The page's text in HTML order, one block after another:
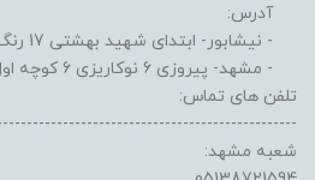
آدرس:
- نیشابور- ابتدای شهید بهشتی 17 رنگ و ابزار علی نژاد
- مشهد- پیروزی 6 نوکاریزی 6 کوچه اول سمت چپ
تلفن های تماس:
شعبه مشهد: